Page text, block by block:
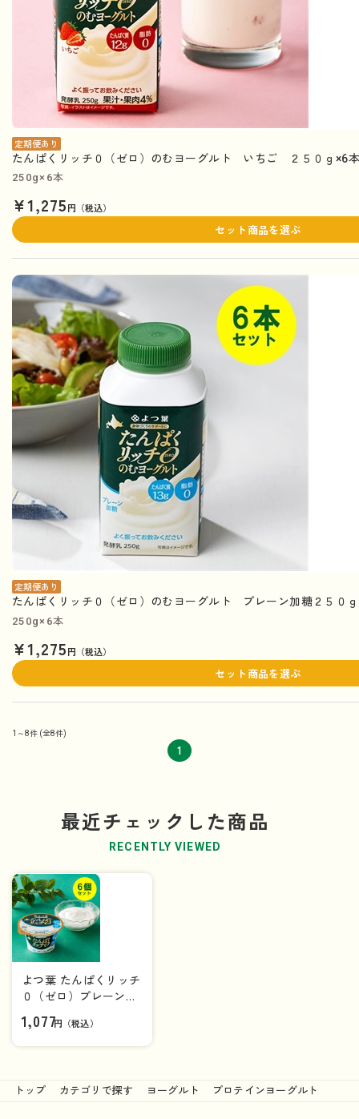
定期便あり
たんぱくリッチ０（ゼロ）のむヨーグルト いちご ２５０ｇ×6
250g×6本
¥1,275円（税込）
セット商品を選ぶ
定期便あり
たんぱくリッチ０（ゼロ）のむヨーグルト プレーン加糖２５０
250g×6本
¥1,275円（税込）
セット商品を選ぶ
1～8件 (全8件)
1
最近チェックした商品
RECENTLY VIEWED
よつ葉 たんぱくリッチ
０（ゼロ）プレーン加
ース）
1,077円（税込）
トップ カテゴリで探す ヨーグルト プロテインヨーグルト